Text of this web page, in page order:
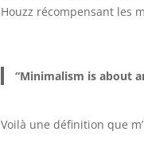
Houzz récompensant les
“Minimalism is about
Voilà une définition que